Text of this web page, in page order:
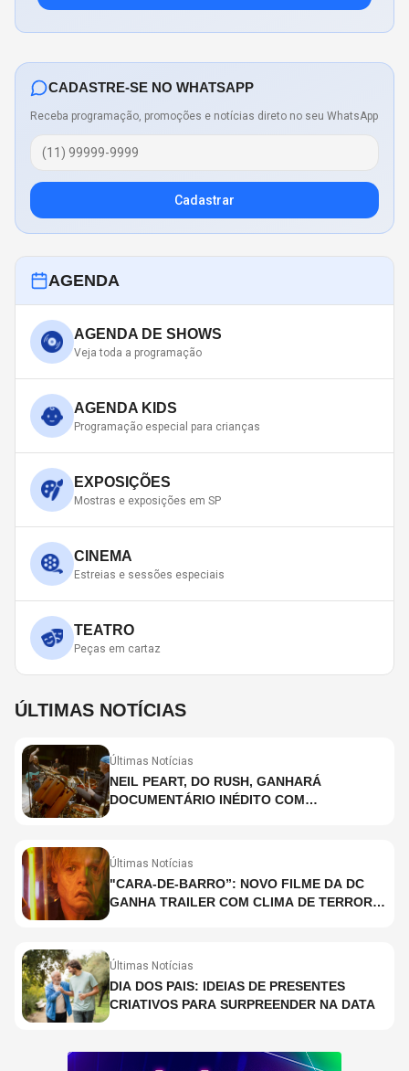
CADASTRE-SE NO WHATSAPP
Receba programação, promoções e notícias direto no seu WhatsApp
Cadastrar
AGENDA
AGENDA DE SHOWS
Veja toda a programação
AGENDA KIDS
Programação especial para crianças
EXPOSIÇÕES
Mostras e exposições em SP
CINEMA
Estreias e sessões especiais
TEATRO
Peças em cartaz
ÚLTIMAS NOTÍCIAS
Últimas Notícias
NEIL PEART, DO RUSH, GANHARÁ
DOCUMENTÁRIO INÉDITO COM
Últimas Notícias
"CARA-DE-BARRO”: NOVO FILME DA DC
GANHA TRAILER COM CLIMA DE TERROR;
Últimas Notícias
DIA DOS PAIS: IDEIAS DE PRESENTES
CRIATIVOS PARA SURPREENDER NA DATA